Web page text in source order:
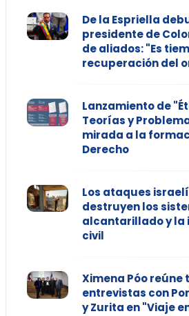
De la Espriella
presidente de
de aliados: "Es
recuperación del
Lanzamiento de
Teorías y
mirada a la
Derecho
Los ataques
destruyen los
alcantarillado y
civil
Ximena Póo reúne
entrevistas con
y Zurita en "Viaje